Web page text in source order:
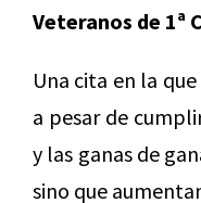
Veteranos de 1ª
Una cita en la
a pesar de
y las ganas de
sino que